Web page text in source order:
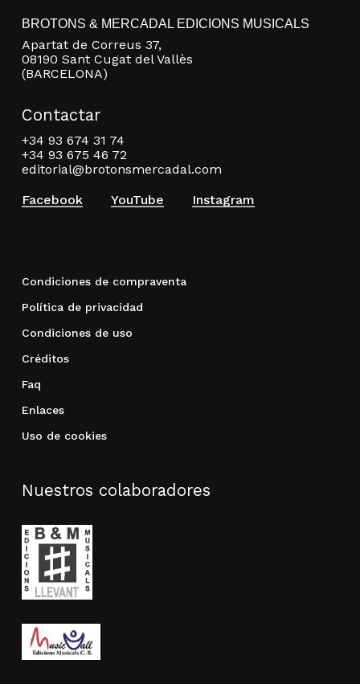
BROTONS & MERCADAL EDICIONS MUSICALS
Apartat de Correus 37,
08190 Sant Cugat del Vallès
(BARCELONA)
Contactar
+34 93 674 31 74
+34 93 675 46 72
editorial@brotonsmercadal.com
Facebook
YouTube Instagram
Condiciones de compraventa
Política de privacidad
Condiciones de uso
Créditos
Faq
Enlaces
Uso de cookies
Nuestros colaboradores